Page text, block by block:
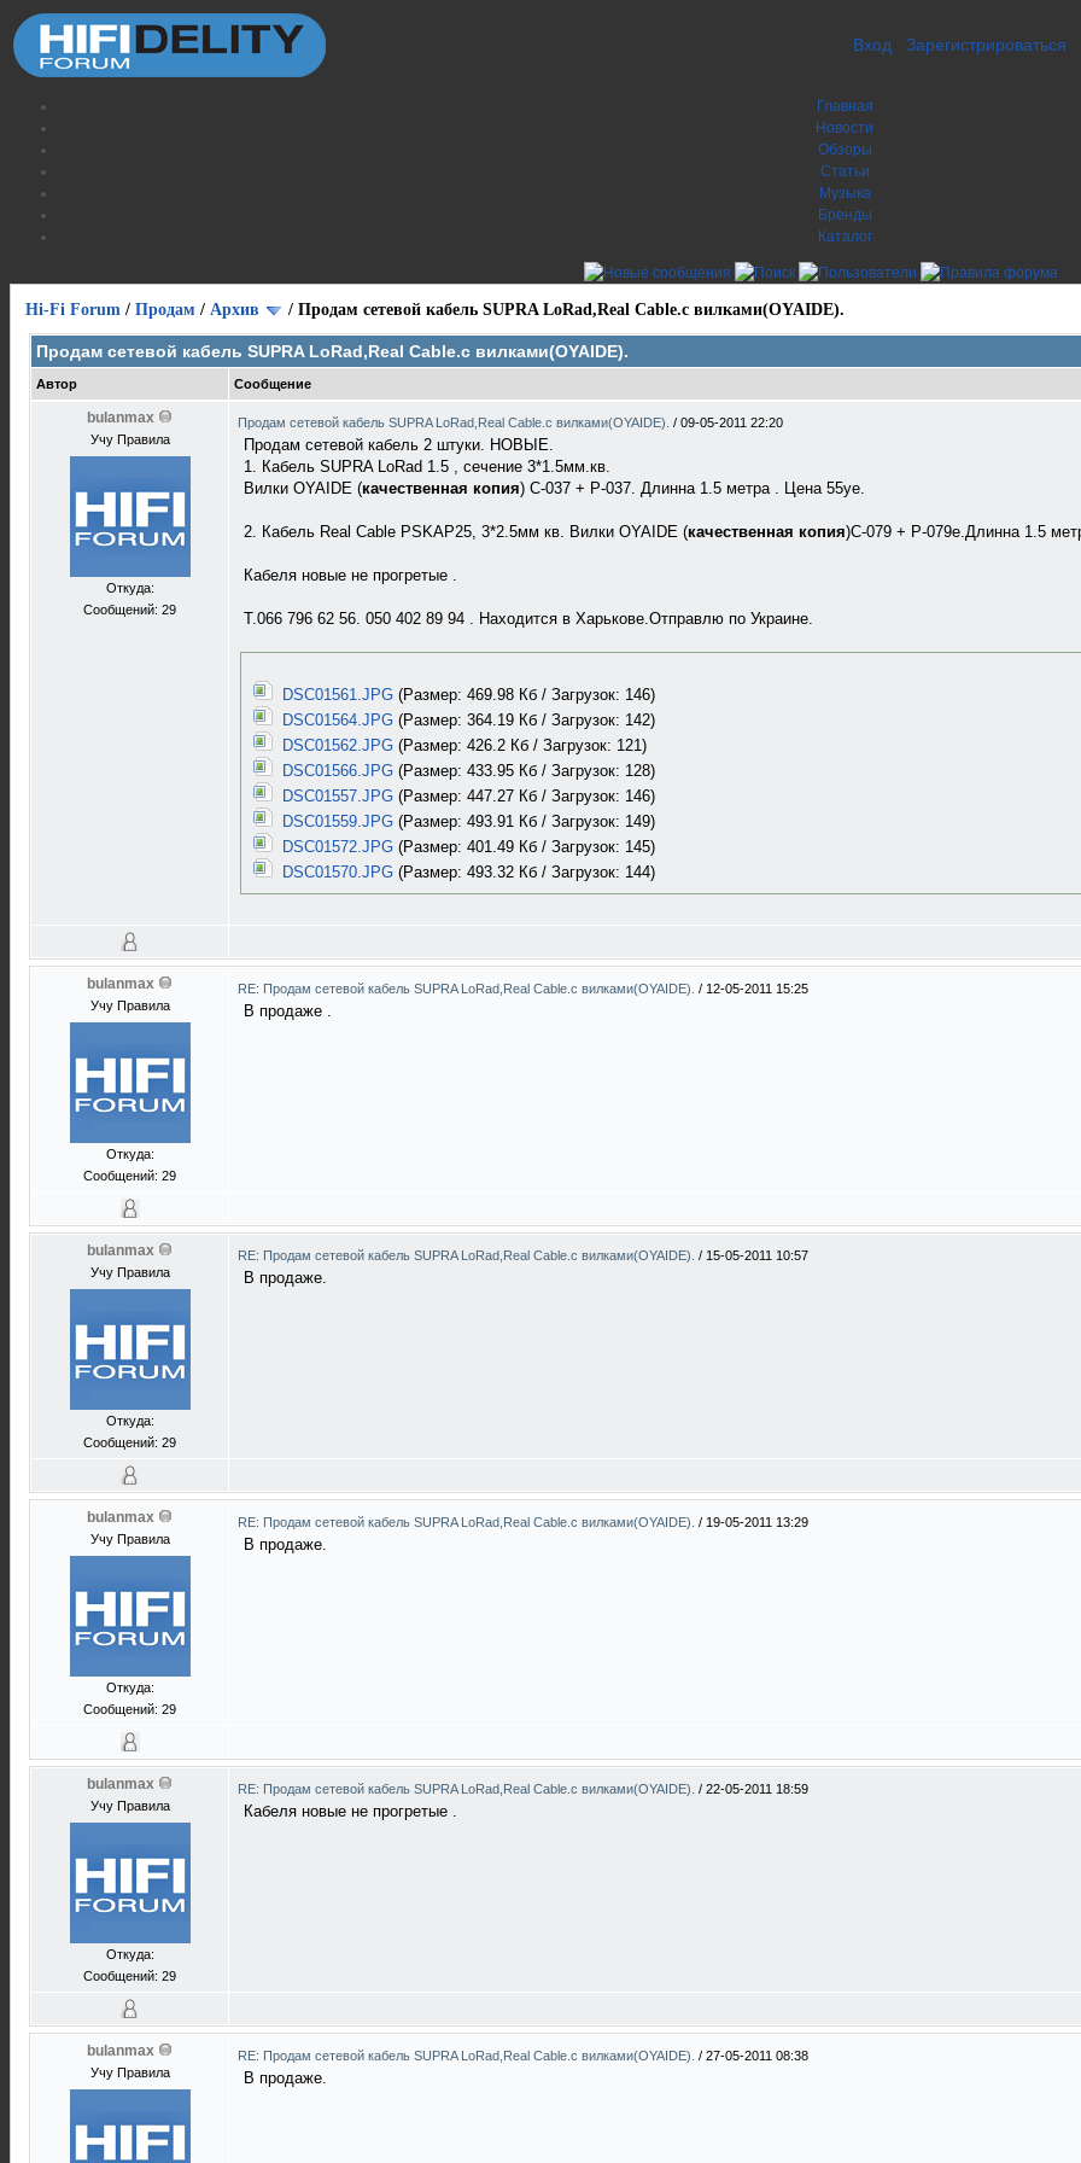
Вход Зарегистрироваться
Главная
Новости
Обзоры
Статьи
Музыка
Бренды
Каталог
Hi-Fi Forum / Продам / Архив / Продам сетевой кабель SUPRA LoRad,Real Cable.с вилками(OYAIDE).
Продам сетевой кабель SUPRA LoRad,Real Cable.с вилками(OYAIDE).
Автор Сообщение
bulanmax
Учу Правила
Откуда:
Сообщений: 29
Продам сетевой кабель SUPRA LoRad,Real Cable.с вилками(OYAIDE). / 09-05-2011 22:20
Продам сетевой кабель 2 штуки. НОВЫЕ.
1. Кабель SUPRA LoRad 1.5 , сечение 3*1.5мм.кв.
Вилки OYAIDE (качественная копия) C-037 + P-037. Длинна 1.5 метра . Цена 55уе.
2. Кабель Real Cable PSKAP25, 3*2.5мм кв. Вилки OYAIDE (качественная копия)C-079 + P-079e.Длинна 1.5
Кабеля новые не прогретые .
Т.066 796 62 56. 050 402 89 94 . Находится в Харькове.Отправлю по Украине.
DSC01561.JPG(Размер: 469.98 Кб / Загрузок: 146)
DSC01564.JPG(Размер: 364.19 Кб / Загрузок: 142)
DSC01562.JPG(Размер: 426.2 Кб / Загрузок: 121)
DSC01566.JPG(Размер: 433.95 Кб / Загрузок: 128)
DSC01557.JPG(Размер: 447.27 Кб / Загрузок: 146)
DSC01559.JPG(Размер: 493.91 Кб / Загрузок: 149)
DSC01572.JPG(Размер: 401.49 Кб / Загрузок: 145)
DSC01570.JPG(Размер: 493.32 Кб / Загрузок: 144)
bulanmax
Учу Правила
Откуда:
Сообщений: 29
RE: Продам сетевой кабель SUPRA LoRad,Real Cable.с вилками(OYAIDE). / 12-05-2011 15:25
В продаже .
bulanmax
Учу Правила
Откуда:
Сообщений: 29
RE: Продам сетевой кабель SUPRA LoRad,Real Cable.с вилками(OYAIDE). / 15-05-2011 10:57
В продаже.
bulanmax
Учу Правила
Откуда:
Сообщений: 29
RE: Продам сетевой кабель SUPRA LoRad,Real Cable.с вилками(OYAIDE). / 19-05-2011 13:29
В продаже.
bulanmax
Учу Правила
Откуда:
Сообщений: 29
RE: Продам сетевой кабель SUPRA LoRad,Real Cable.с вилками(OYAIDE). / 22-05-2011 18:59
Кабеля новые не прогретые .
bulanmax
Учу Правила
RE: Продам сетевой кабель SUPRA LoRad,Real Cable.с вилками(OYAIDE). / 27-05-2011 08:38
В продаже.